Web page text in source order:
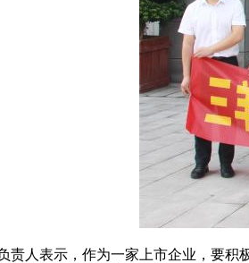
责人表示，作为一家上市企业，要